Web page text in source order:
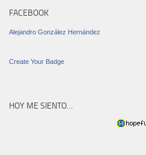
FACEBOOK
Alejandro González Hernández
Create Your Badge
HOY ME SIENTO…